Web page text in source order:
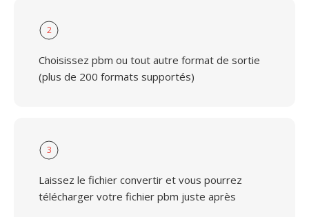
2
Choisissez pbm ou tout autre format de sortie
(plus de 200 formats supportés)
3
Laissez le fichier convertir et vous pourrez
télécharger votre fichier pbm juste après